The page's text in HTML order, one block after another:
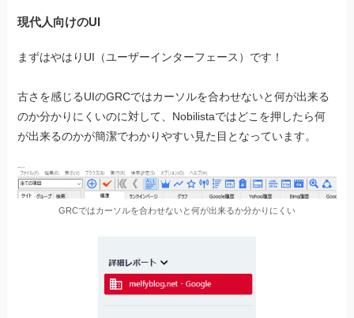
現代人向けのUI
まずはやはりUI（ユーザーインターフェース）です！
古さを感じるUIのGRCではカーソルを合わせないと何が出来る
のか分かりにくいのに対して、Nobilistaではどこを押したら何
が出来るのかが簡潔でわかりやすい見た目となっています。
GRCではカーソルを合わせないと何が出来るか分かりにくい